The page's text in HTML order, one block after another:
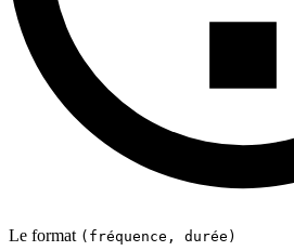
Le format (fréquence, durée)